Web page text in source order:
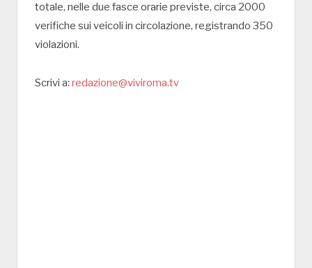
totale, nelle due fasce orarie previste, circa 2000
verifiche sui veicoli in circolazione, registrando 350
violazioni.
Scrivi a: redazione@viviroma.tv